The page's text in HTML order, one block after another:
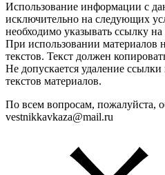
Использование информации с
исключительно на следующих
необходимо указывать ссылку
При использовании материалов
текстов. Текст должен
Не допускается удаление
текстов материалов.
По всем вопросам, пожалуйста,
vestnikkavkaza@mail.ru